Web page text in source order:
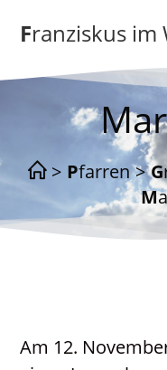
Inhalt
springenFranziskus
> Pfarren >
Am 12.